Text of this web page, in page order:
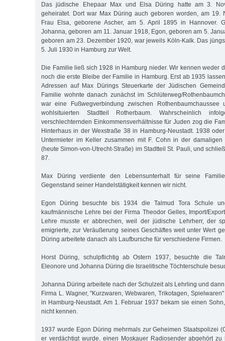
Das jüdische Ehepaar Max und Elsa Düring hatte am 3.
geheiratet. Dort war Max Düring auch geboren worden, am 19.
Frau Elsa, geborene Ascher, am 5. April 1895 in Hannover.
Johanna, geboren am 11. Januar 1918, Egon, geboren am 5.
geboren am 23. Dezember 1920, war jeweils Köln-Kalk. Das
5. Juli 1930 in Hamburg zur Welt.
Die Familie ließ sich 1928 in Hamburg nieder. Wir kennen weder
noch die erste Bleibe der Familie in Hamburg. Erst ab 1935
Adressen auf Max Dürings Steuerkarte der Jüdischen
Familie wohnte danach zunächst im Schlüterweg/
war eine Fußwegverbindung zwischen Rothenbaumchaussee
wohlsituierten Stadtteil Rotherbaum. Wahrscheinlich
verschlechternden Einkommensverhältnisse für Juden zog die
Hinterhaus in der Wexstraße 38 in Hamburg-Neustadt. 1938
Untermieter im Keller zusammen mit F. Cohn in der damaligen
(heute Simon-von-Utrecht-Straße) im Stadtteil St. Pauli, und
87.
Max Düring verdiente den Lebensunterhalt für seine
Gegenstand seiner Handelstätigkeit kennen wir nicht.
Egon Düring besuchte bis 1934 die Talmud Tora Schule
kaufmännische Lehre bei der Firma Theodor Gelles, Import/
Lehre musste er abbrechen, weil der jüdische Lehrherr, der
emigrierte, zur Veräußerung seines Geschäftes weit unter Wert
Düring arbeitete danach als Laufbursche für verschiedene Firmen.
Horst Düring, schulpflichtig ab Ostern 1937, besuchte die
Eleonore und Johanna Düring die Israelitische Töchterschule
Johanna Düring arbeitete nach der Schulzeit als Lehrling und
Firma L. Wagner, "Kurzwaren, Webwaren, Trikotagen,
in Hamburg-Neustadt. Am 1. Februar 1937 bekam sie einen
nicht kennen.
1937 wurde Egon Düring mehrmals zur Geheimen Staatspolizei
er verdächtigt wurde, einen Moskauer Radiosender abgehört